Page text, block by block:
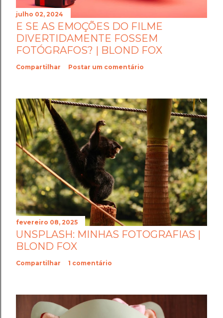
julho 02, 2024
E SE AS EMOÇÕES DO FILME
DIVERTIDAMENTE FOSSEM
FOTÓGRAFOS? | BLOND FOX
Compartilhar Postar um comentário
fevereiro 08, 2025
UNSPLASH: MINHAS FOTOGRAFIAS |
BLOND FOX
Compartilhar 1 comentário